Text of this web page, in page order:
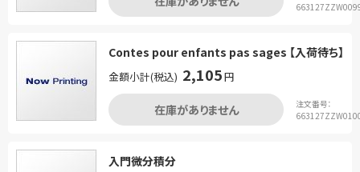
Contes pour enfants pas sages 【入荷待ち】
金額小計(税込) 2,105円
在庫がありません
注文番号：
入門微分積分